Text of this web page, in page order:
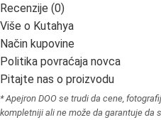
Recenzije (0)
Više o Kutahya
Način kupovine
Politika povraćaja novca
Pitajte nas o proizvodu
* Apejron DOO se trudi da cene,
kompletniji ali ne može da garantuje da